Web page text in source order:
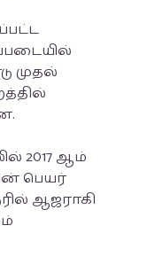
முதல்
2017 ஆம்
பெயர்
ஆஜராகி